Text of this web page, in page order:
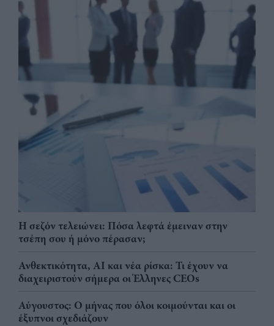
Η σεζόν τελειώνει: Πόσα λεφτά έμειναν στην
τσέπη σου ή μόνο πέρασαν;
Ανθεκτικότητα, AI και νέα ρίσκα: Τι έχουν να
διαχειριστούν σήμερα οι Έλληνες CEOs
Αύγουστος: Ο μήνας που όλοι κοιμούνται και οι
έξυπνοι σχεδιάζουν